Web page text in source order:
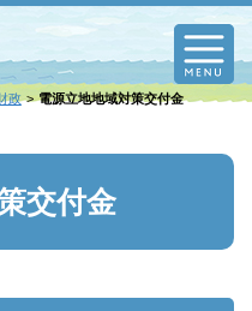
政 電源立地地域対策交付金
交付金